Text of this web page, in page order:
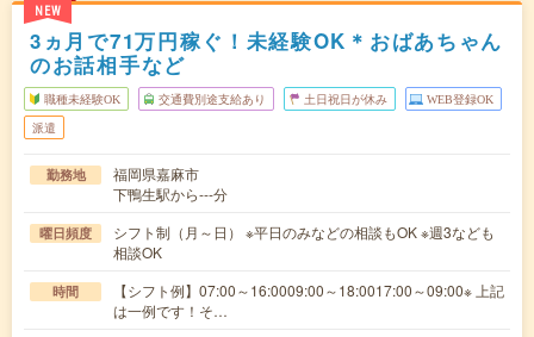
NEW
3ヵ月で71万円稼ぐ！未経験OK＊おばあちゃん
のお話相手など
職種未経験OK 交通費別途支給あり 土日祝日が休み WEB登録OK
派遣
勤務地
福岡県嘉麻市
下鴨生駅から---分
曜日頻度
シフト制（月～日） ※平日のみなどの相談もOK ※週3なども
相談OK
時間
【シフト例】07:00～16:0009:00～18:0017:00～09:00※ 上記
は一例です！そ…